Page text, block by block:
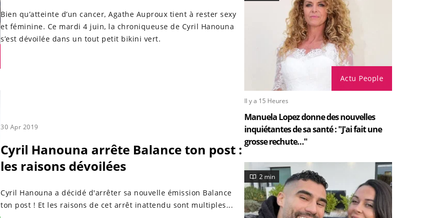
Bien qu’atteinte d’un cancer, Agathe Auproux tient à rester sexy
et féminine. Ce mardi 4 juin, la chroniqueuse de Cyril Hanouna
s’est dévoilée dans un tout petit bikini vert.
30 Apr 2019
Cyril Hanouna arrête Balance ton post :
les raisons dévoilées
Cyril Hanouna a décidé d'arrêter sa nouvelle émission Balance
ton post ! Et les raisons de cet arrêt inattendu sont multiples...
Actu People
Il y a 15 Heures
Manuela Lopez donne des nouvelles
inquiétantes de sa santé : "J'ai fait une
grosse rechute…"
2 min